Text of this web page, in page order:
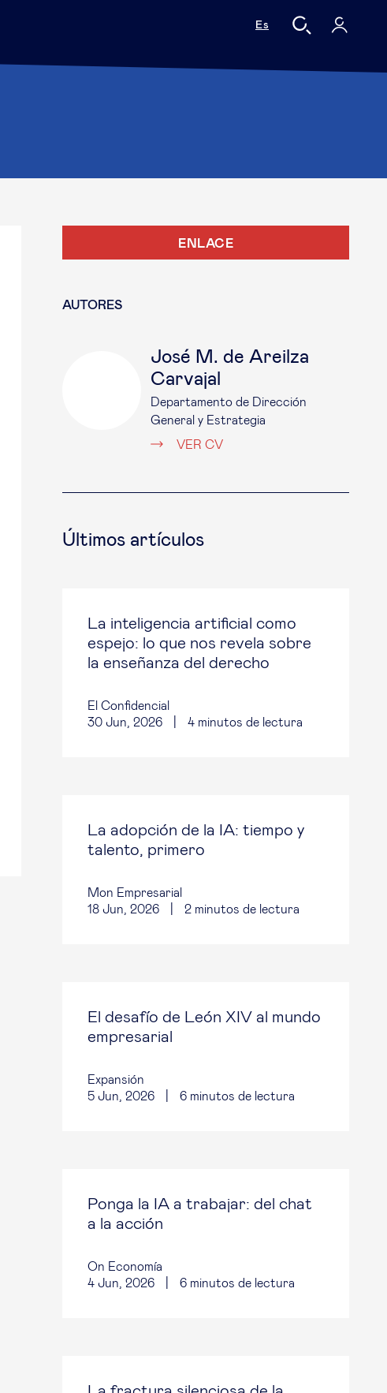
Es
ENLACE
AUTORES
José M. de Areilza
Carvajal
Departamento de Dirección
General y Estrategia
VER CV
Últimos artículos
La inteligencia artificial como
espejo: lo que nos revela sobre
la enseñanza del derecho
El Confidencial
30 Jun, 2026
4 minutos de lectura
La adopción de la IA: tiempo y
talento, primero
Mon Empresarial
18 Jun, 2026
2 minutos de lectura
El desafío de León XIV al mundo
empresarial
Expansión
5 Jun, 2026
6 minutos de lectura
Ponga la IA a trabajar: del chat
a la acción
On Economía
4 Jun, 2026
6 minutos de lectura